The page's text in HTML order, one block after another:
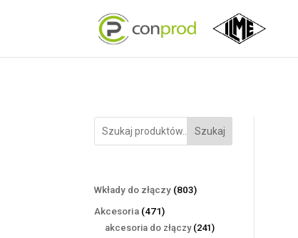
Szukaj
Wkłady do złączy 803803
Akcesoria 471471
produktów
akcesoria do złączy 241241